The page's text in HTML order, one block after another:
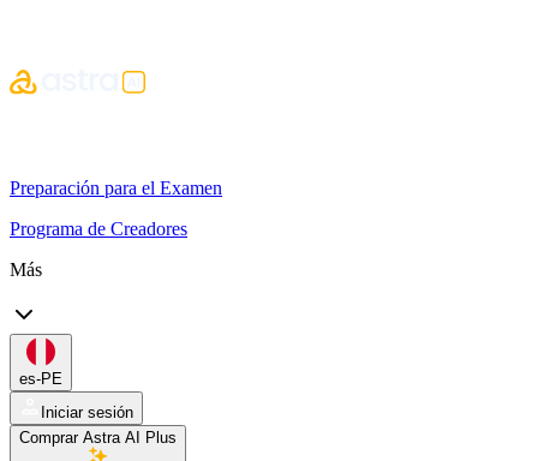
Preparación para el Examen
Programa de Creadores
Más
es-PE
Iniciar sesión
Comprar Astra AI Plus